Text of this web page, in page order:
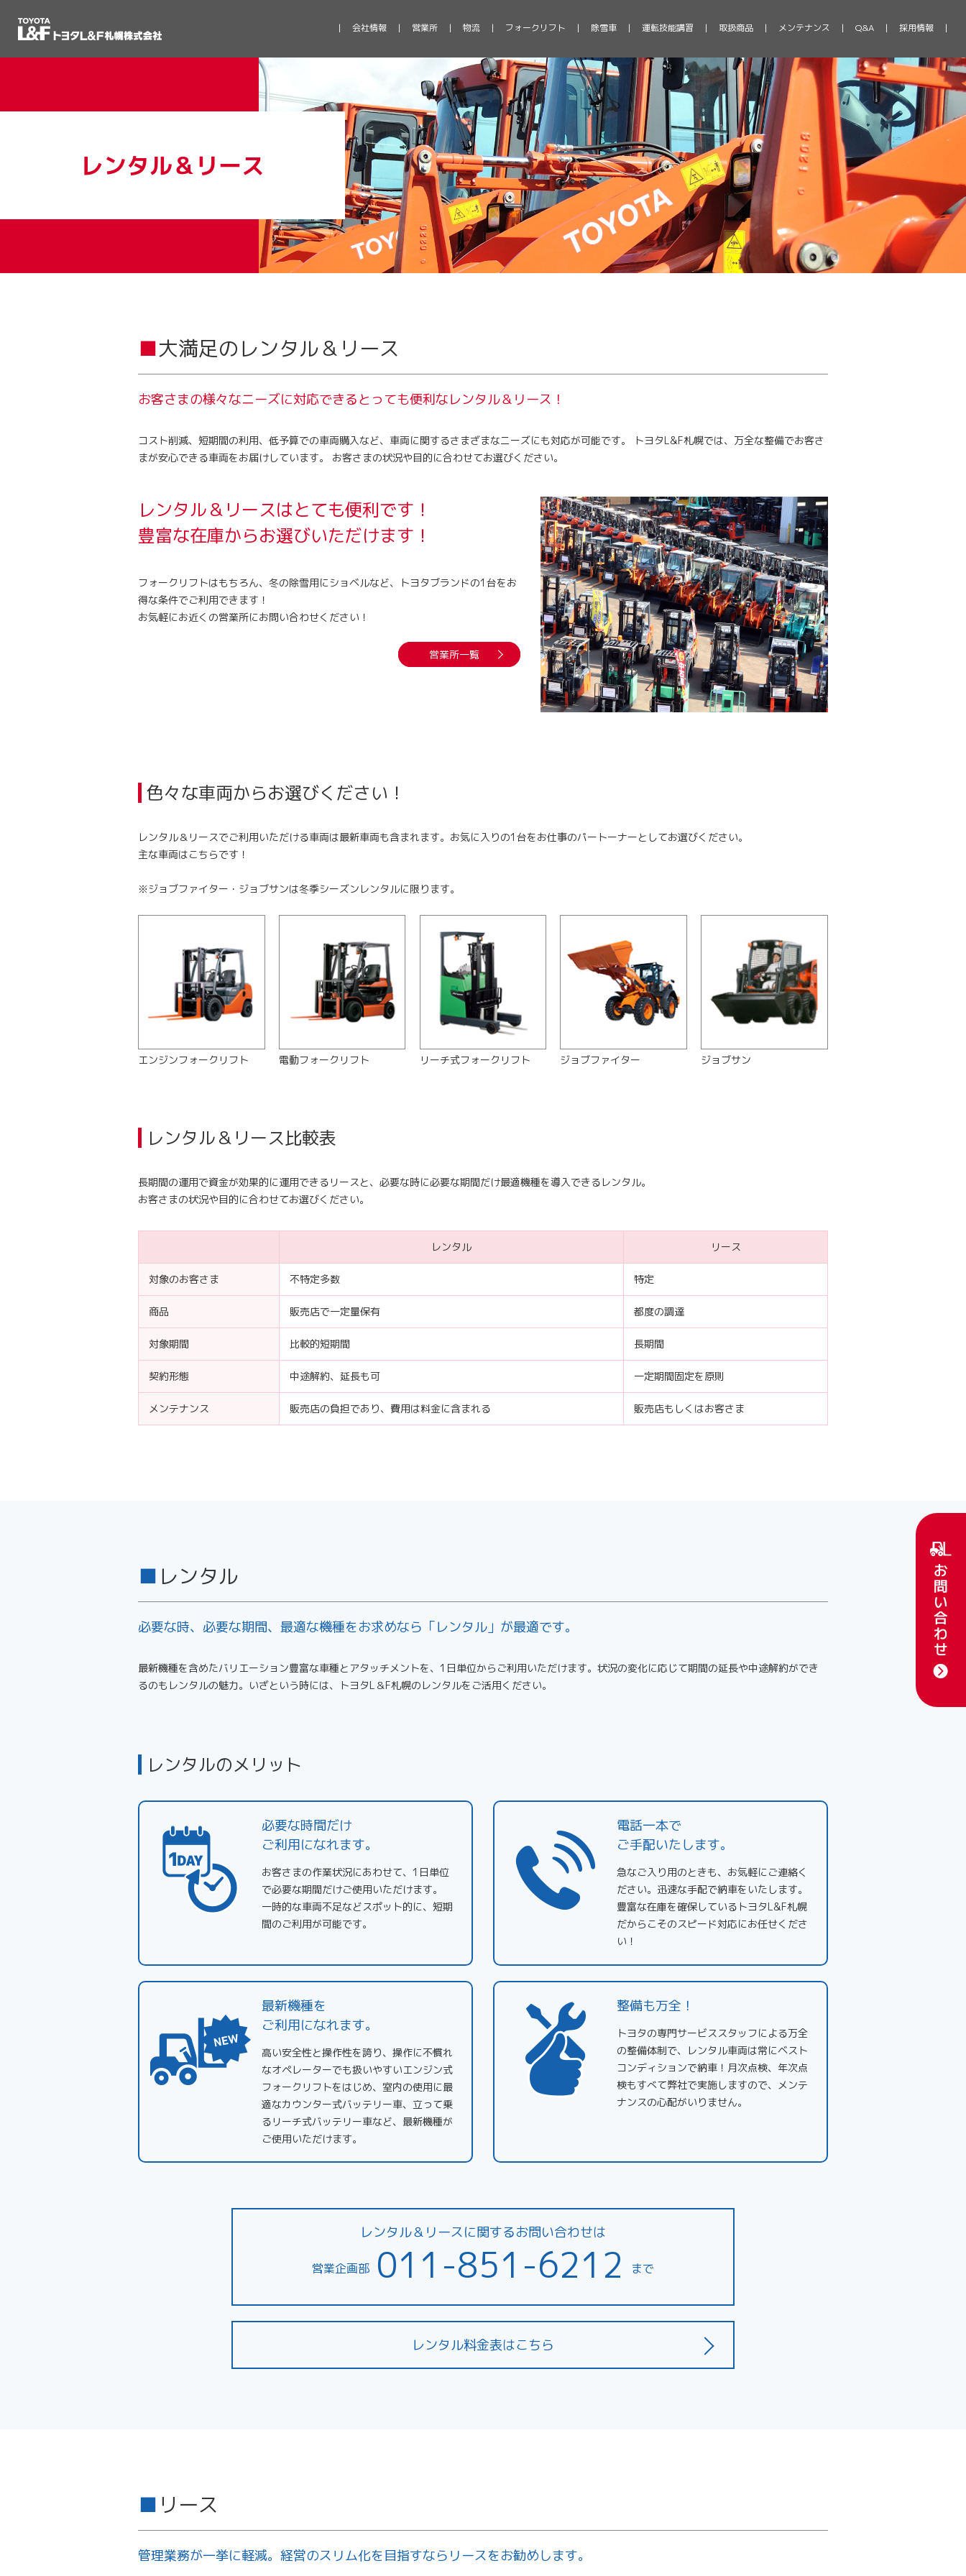
会社情報 営業所 物流 フォークリフト 除雪車 運転技能講習 取扱商品 メンテナンス Q&A 採用情報
レンタル＆リース
大満足のレンタル＆リース
お客さまの様々なニーズに対応できるとっても便利なレンタル＆リース！
コスト削減、短期間の利用、低予算での車両購入など、車両に関するさまざまなニーズにも対応が可能です。 トヨタL&F札幌では、万全な整備でお客さ
まが安心できる車両をお届けしています。 お客さまの状況や目的に合わせてお選びください。
レンタル＆リースはとても便利です！
豊富な在庫からお選びいただけます！
フォークリフトはもちろん、冬の除雪用にショベルなど、トヨタブランドの1台をお
得な条件でご利用できます！
お気軽にお近くの営業所にお問い合わせください！
営業所一覧
色々な車両からお選びください！
レンタル＆リースでご利用いただける車両は最新車両も含まれます。お気に入りの1台をお仕事のパートーナーとしてお選びください。
主な車両はこちらです！
※ジョブファイター・ジョブサンは冬季シーズンレンタルに限ります。
エンジンフォークリフト 電動フォークリフト リーチ式フォークリフト ジョブファイター ジョブサン
レンタル＆リース比較表
長期間の運用で資金が効果的に運用できるリースと、必要な時に必要な期間だけ最適機種を導入できるレンタル。
お客さまの状況や目的に合わせてお選びください。
レンタル リース
対象のお客さま 不特定多数 特定
商品 販売店で一定量保有 都度の調達
対象期間 比較的短期間 長期間
契約形態 中途解約、延長も可 一定期間固定を原則
メンテナンス 販売店の負担であり、費用は料金に含まれる 販売店もしくはお客さま
レンタル
必要な時、必要な期間、最適な機種をお求めなら「レンタル」が最適です。
最新機種を含めたバリエーション豊富な車種とアタッチメントを、1日単位からご利用いただけます。状況の変化に応じて期間の延長や中途解約ができ
るのもレンタルの魅力。いざという時には、トヨタL＆F札幌のレンタルをご活用ください。
レンタルのメリット
必要な時間だけ
ご利用になれます。
お客さまの作業状況にあわせて、1日単位
で必要な期間だけご使用いただけます。
一時的な車両不足などスポット的に、短期
間のご利用が可能です。
電話一本で
ご手配いたします。
急なご入り用のときも、お気軽にご連絡く
ださい。迅速な手配で納車をいたします。
豊富な在庫を確保しているトヨタL&F札幌
だからこそのスピード対応にお任せくださ
い！
最新機種を
ご利用になれます。
高い安全性と操作性を誇り、操作に不慣れ
なオペレーターでも扱いやすいエンジン式
フォークリフトをはじめ、室内の使用に最
適なカウンター式バッテリー車、立って乗
るリーチ式バッテリー車など、最新機種が
ご使用いただけます。
整備も万全！
トヨタの専門サービススタッフによる万全
の整備体制で、レンタル車両は常にベスト
コンディションで納車！月次点検、年次点
検もすべて弊社で実施しますので、メンテ
ナンスの心配がいりません。
レンタル＆リースに関するお問い合わせは
011-851-6212
レンタル料金表はこちら
リース
管理業務が一挙に軽減。経営のスリム化を目指すならリースをお勧めします。